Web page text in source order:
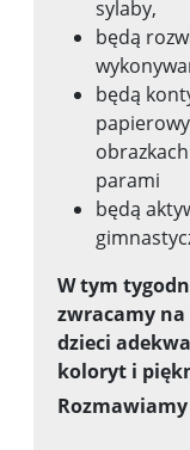
sylaby,
będą
będą
parami
będą
W tym
zwracamy
dzieci
koloryt i